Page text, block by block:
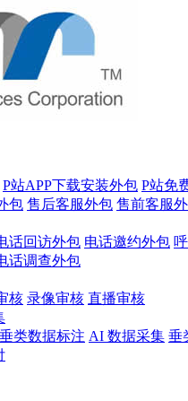
P站APP下载安装外包 P站免
包 售后客服外包 售前客服
话回访外包 电话邀约外包
话调查外包
核 录像审核 直播审核
垂类数据标注 AI 数据采集 垂